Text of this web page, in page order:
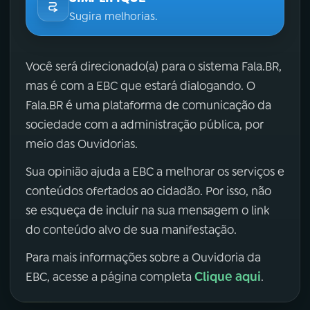
Sugira melhorias.
Você será direcionado(a) para o sistema Fala.BR,
mas é com a EBC que estará dialogando. O
Fala.BR é uma plataforma de comunicação da
sociedade com a administração pública, por
meio das Ouvidorias.
Sua opinião ajuda a EBC a melhorar os serviços e
conteúdos ofertados ao cidadão. Por isso, não
se esqueça de incluir na sua mensagem o link
do conteúdo alvo de sua manifestação.
Para mais informações sobre a Ouvidoria da
EBC, acesse a página completa Clique aqui.